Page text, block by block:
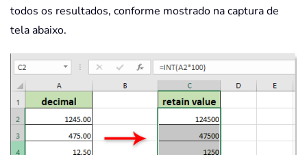
todos os resultados, conforme mostrado na captura de
tela abaixo.